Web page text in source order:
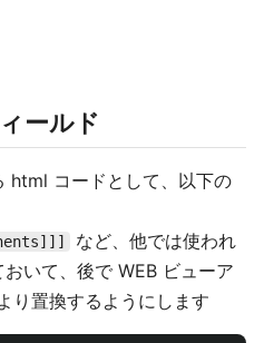
ールド
html コードとして、以下の
など、他では使われ
いて、後で WEB ビューア
り置換するようにします